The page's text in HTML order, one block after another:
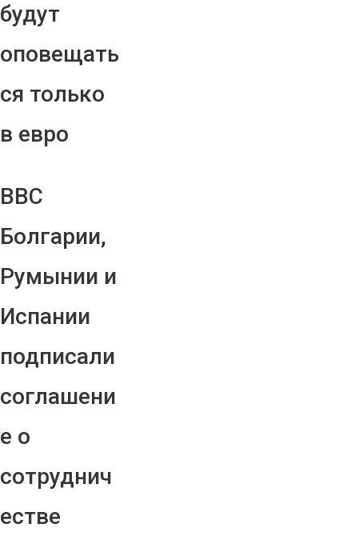
будут
оповещать
ся только
в евро
ВВС
Болгарии,
Румынии и
Испании
подписали
соглашени
е о
сотруднич
естве